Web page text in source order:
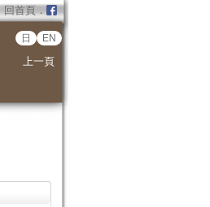
回首頁．
日 EN
上一頁